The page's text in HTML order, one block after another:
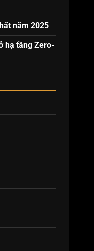
năm 2025
hạ tầng Zero-